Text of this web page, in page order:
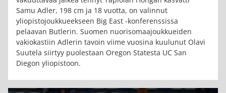
Samu Adler, 198 cm ja 18 vuotta, on valinnut
yliopistojoukkueekseen Big East -konferenssissa
pelaavan Butlerin. Suomen nuorisomaajoukkueiden
vakiokastiin Adlerin tavoin viime vuosina kuulunut Olavi
Suutela siirtyy puolestaan Oregon Statesta UC San
Diegon yliopistoon.